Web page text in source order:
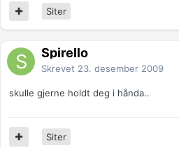
Siter
Spirello
Skrevet 23. desember 2009
skulle gjerne holdt deg i hånda..
Siter